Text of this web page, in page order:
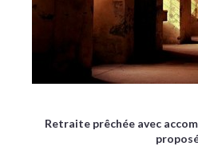
Retraite prêchée avec